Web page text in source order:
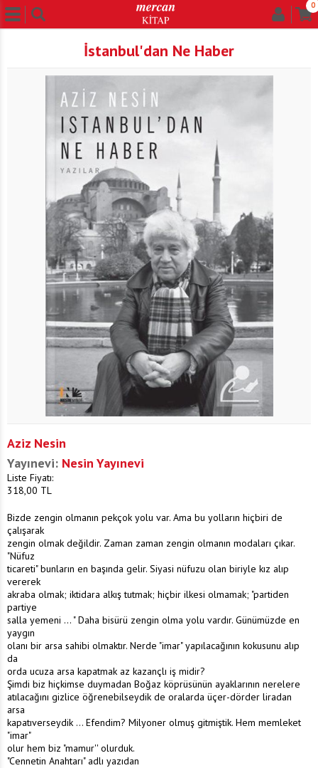
0
İstanbul'dan Ne Haber
Aziz Nesin
Yayınevi: Nesin Yayınevi
Liste Fiyatı:
318,00 TL
Bizde zengin olmanın pekçok yolu var. Ama bu yolların hiçbiri de
çalışarak
zengin olmak değildir. Zaman zaman zengin olmanın modaları çıkar.
"Nüfuz
ticareti" bunların en başında gelir. Siyasi nüfuzu olan biriyle kız alıp
vererek
akraba olmak; iktidara alkış tutmak; hiçbir ilkesi olmamak; "partiden
partiye
salla yemeni ... " Daha bisürü zengin olma yolu vardır. Günümüzde en
yaygın
olanı bir arsa sahibi olmaktır. Nerde "imar" yapılacağının kokusunu alıp
da
orda ucuza arsa kapatmak az kazançlı iş midir?
Şimdi biz hiçkimse duymadan Boğaz köprüsünün ayaklarının nerelere
atılacağını gizlice öğrenebilseydik de oralarda üçer-dörder liradan
arsa
kapatıverseydik ... Efendim? Milyoner olmuş gitmiştik. Hem memleket
"imar"
olur hem biz "mamur'' olurduk.
"Cennetin Anahtarı" adlı yazıdan